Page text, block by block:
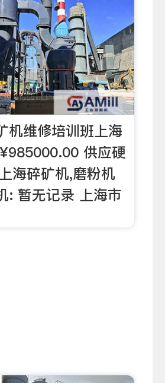
机维修培训班上海
供应硬
海碎矿机,磨粉机
: 暂无记录 上海市